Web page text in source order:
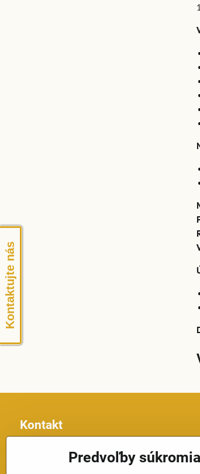
Kontakt
Kontaktujte nás
Predvoľby súkromia